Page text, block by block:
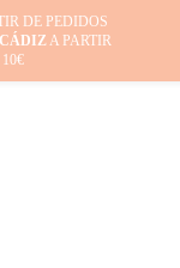
DE PEDIDOS
A PARTIR